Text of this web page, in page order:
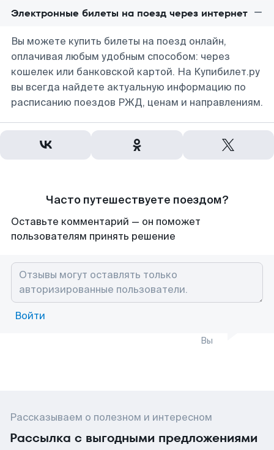
Электронные билеты на поезд через интернет
Вы можете купить билеты на поезд онлайн,
оплачивая любым удобным способом: через
кошелек или банковской картой. На Купибилет.ру
вы всегда найдете актуальную информацию по
расписанию поездов РЖД, ценам и направлениям.
Часто путешествуете поездом?
Оставьте комментарий — он поможет
пользователям принять решение
Войти
Вы
Рассказываем о полезном и интересном
Рассылка с выгодными предложениями